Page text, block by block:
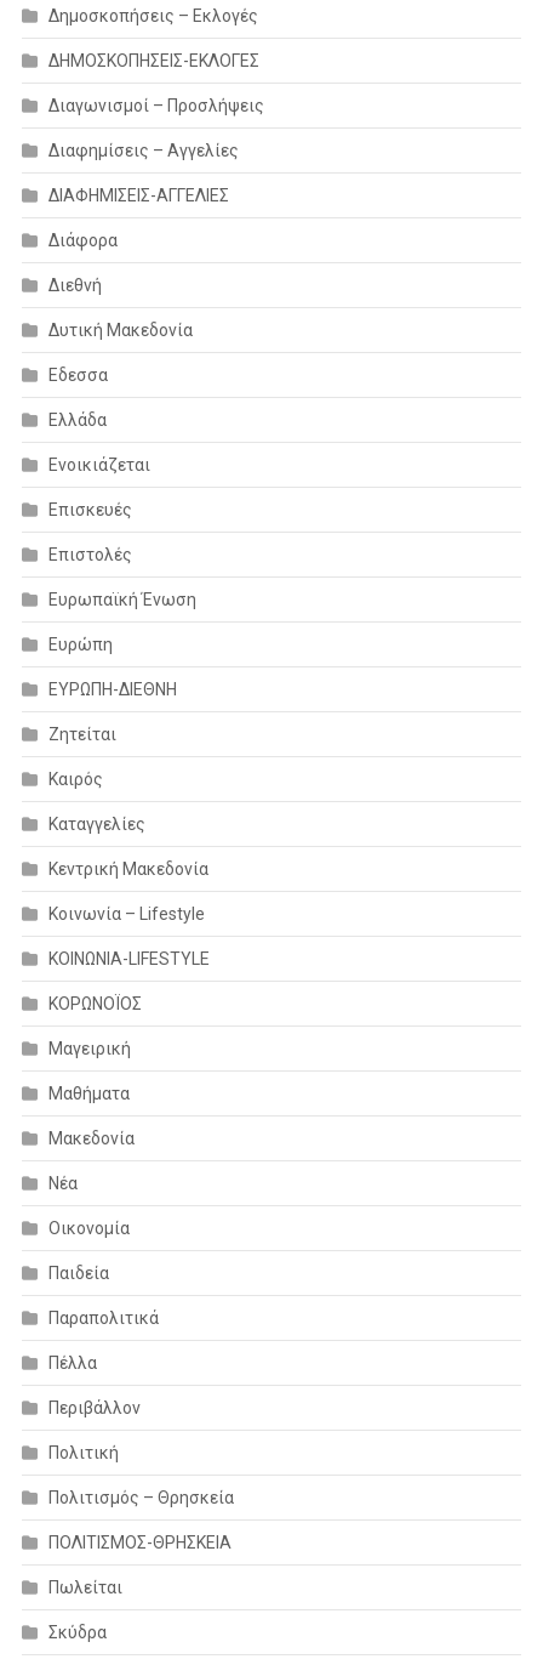
Δημοσκοπήσεις – Εκλογές
ΔΗΜΟΣΚΟΠΗΣΕΙΣ-ΕΚΛΟΓΕΣ
Διαγωνισμοί – Προσλήψεις
Διαφημίσεις – Αγγελίες
ΔΙΑΦΗΜΙΣΕΙΣ-ΑΓΓΕΛΙΕΣ
Διάφορα
Διεθνή
Δυτική Μακεδονία
Εδεσσα
Ελλάδα
Ενοικιάζεται
Επισκευές
Επιστολές
Ευρωπαϊκή Ένωση
Ευρώπη
ΕΥΡΩΠΗ-ΔΙΕΘΝΗ
Ζητείται
Καιρός
Καταγγελίες
Κεντρική Μακεδονία
Κοινωνία – Lifestyle
ΚΟΙΝΩΝΙΑ-LIFESTYLE
ΚΟΡΩΝΟΪΟΣ
Μαγειρική
Μαθήματα
Μακεδονία
Νέα
Οικονομία
Παιδεία
Παραπολιτικά
Πέλλα
Περιβάλλον
Πολιτική
Πολιτισμός – Θρησκεία
ΠΟΛΙΤΙΣΜΟΣ-ΘΡΗΣΚΕΙΑ
Πωλείται
Σκύδρα